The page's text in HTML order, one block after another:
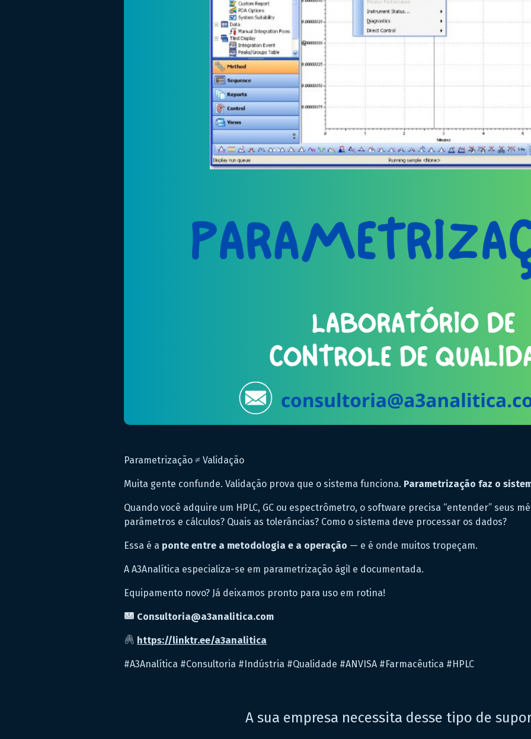
Parametrização ≠ Validação
Muita gente confunde. Validação prova que o sistema funciona. Parametrização faz o
Quando você adquire um HPLC, GC ou espectrômetro, o software precisa “entender” seus
parâmetros e cálculos? Quais as tolerâncias? Como o sistema deve processar os dados?
Essa é a ponte entre a metodologia e a operação — e é onde muitos tropeçam.
A A3Analítica especializa-se em parametrização ágil e documentada.
Equipamento novo? Já deixamos pronto para uso em rotina!
Consultoria@a3analitica.com
https://linktr.ee/a3analitica
#A3Analítica #Consultoria #Indústria #Qualidade #ANVISA #Farmacêutica #HPLC
A sua empresa necessita desse tipo de